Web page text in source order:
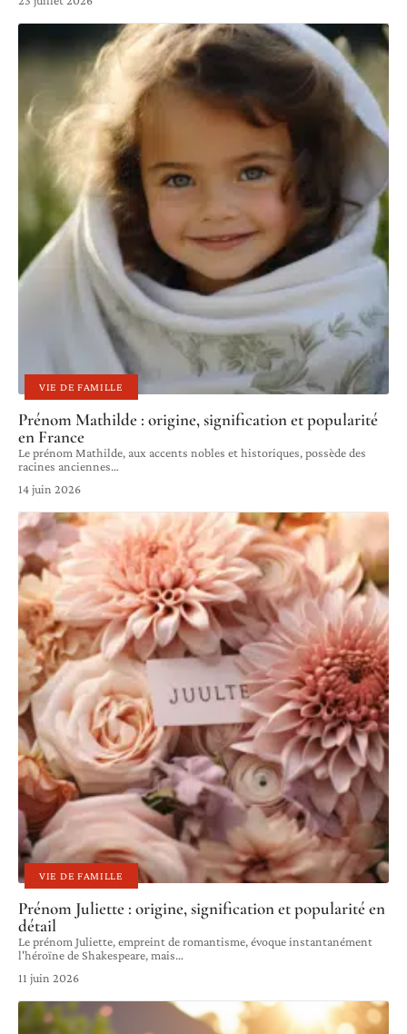
VIE DE FAMILLE
Prénom Mathilde : origine, signification et popularité
en France
Le prénom Mathilde, aux accents nobles et historiques, possède des
racines anciennes…
14 juin 2026
VIE DE FAMILLE
Prénom Juliette : origine, signification et popularité en
détail
Le prénom Juliette, empreint de romantisme, évoque instantanément
l'héroïne de Shakespeare, mais…
11 juin 2026